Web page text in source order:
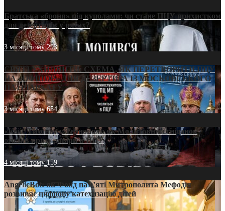
Братська «броня» під куполами: чи стане ПЦУ прихистком
для дезертирів у рясах?
3 місяці тому293
СВЯТІ УХИЛЯНТИ: СХЕМА, ЯК ПЕРЕТВОРИТИ ПЦУ
НА «ОФШОР» ДЛЯ ДЕЗЕРТИРА ІЗ МОСКОВСЬКОГО
ПАТРІАРХАТУ
3 місяці тому654
«Кейс Тихона» у Тернополі: як Молитовний сніданок
оголив кризу довіри в ПЦУ
4 місяці тому159
AngelicBot: як Фонд пам’яті Митрополита Мефодія
розвиває цифрову катехизацію дітей